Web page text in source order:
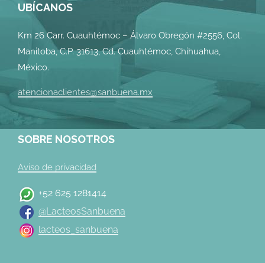
UBÍCANOS
Km 26 Carr. Cuauhtémoc – Álvaro Obregón #2556, Col.
Manitoba, C.P. 31613, Cd. Cuauhtémoc, Chihuahua,
México.
atencionaclientes@sanbuena.mx
SOBRE NOSOTROS
Aviso de privacidad
+52 625 1281414
@LacteosSanbuena
lacteos_sanbuena